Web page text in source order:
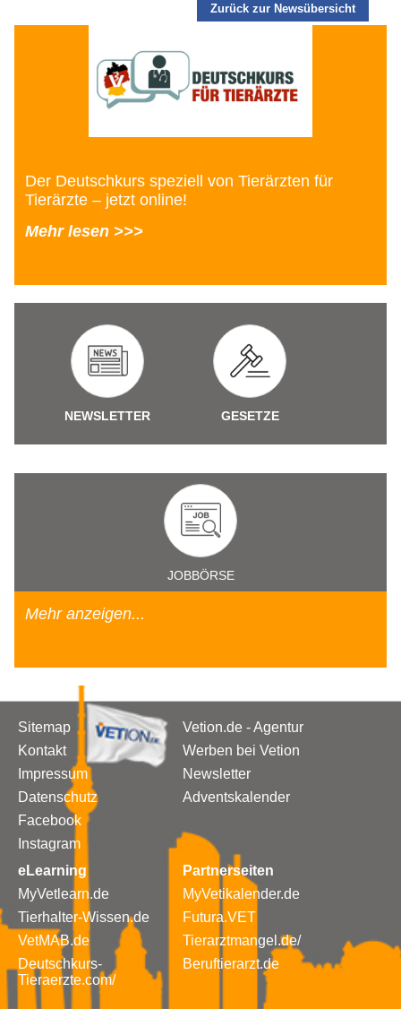
Zurück zur Newsübersicht
Der Deutschkurs speziell von Tierärzten für
Tierärzte – jetzt online!
Mehr lesen >>>
NEWSLETTER GESETZE
JOBBÖRSE
Mehr anzeigen...
Sitemap
Kontakt
Impressum
Datenschutz
Facebook
Instagram
Vetion.de - Agentur
Werben bei Vetion
Newsletter
Adventskalender
eLearning
MyVetlearn.de
Tierhalter-Wissen.de
VetMAB.de
Deutschkurs-
Tieraerzte.com/
Partnerseiten
MyVetikalender.de
Futura.VET
Tierarztmangel.de/
Beruftierarzt.de